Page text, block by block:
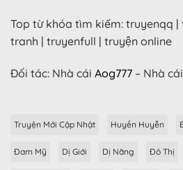
Top từ khóa tìm kiếm: truyenqq
tranh | truyenfull | truyện online
Đối tác: Nhà cái Aog777 – Nhà cái
Truyện Mới Cập Nhật Huyền Huyễn
Đam Mỹ Dị Giới Dị Năng Đô Thị